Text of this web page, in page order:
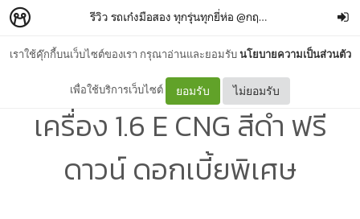
เราใช้คุ๊กกี้บนเว็บไซต์ของเรา กรุณาอ่านและยอมรับนโยบายความเป็นส่วนตัว
เพื่อใช้บริการเว็บไซต์ ยอมรับ ไม่ยอมรับ
รีวิว รถเก๋งมือสอง ทุกรุ่นทุกยี่ห่อ @กฤษฎากู๊ดคาร์ กฤษฎ
Toyota Altis มือสอง ปี 2014
เครื่อง 1.6 E CNG สีดำ ฟรี
ดาวน์ ดอกเบี้ยพิเศษ